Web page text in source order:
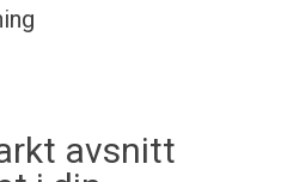
avsnitt